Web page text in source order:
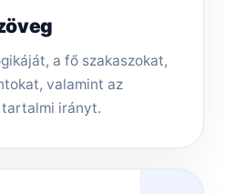
a fő szakaszokat,
valamint az
irányt.